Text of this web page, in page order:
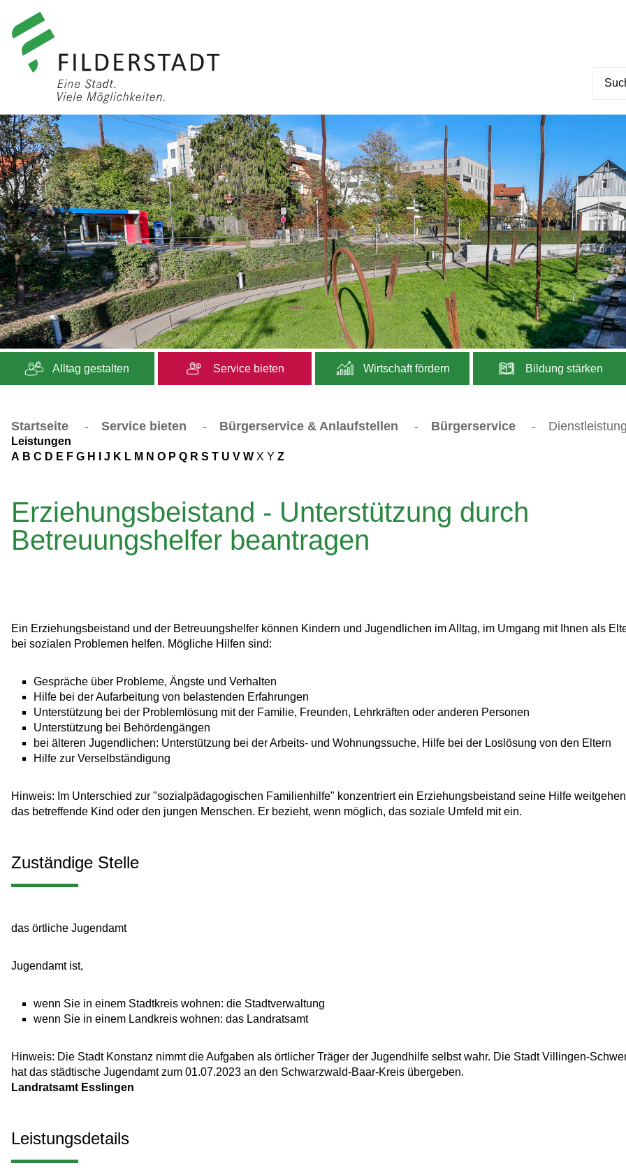
Alltag gestalten Service bieten Wirtschaft fördern Bildung stärken
Startseite - Service bieten - Bürgerservice & Anlaufstellen - Bürgerservice -
Leistungen
A B C D E F G H J K L M N O P Q R S T U V W X Y Z
Erziehungsbeistand - Unterstützung durch
Betreuungshelfer beantragen
Ein Erziehungsbeistand und der Betreuungshelfer können Kindern und Jugendlichen im Alltag, im Umgang mit Ihnen als
bei sozialen Problemen helfen. Mögliche Hilfen sind:
Gespräche über Probleme, Ängste und Verhalten
Hilfe bei der Aufarbeitung von belastenden Erfahrungen
Unterstützung bei der Problemlösung mit der Familie, Freunden, Lehrkräften oder anderen Personen
Unterstützung bei Behördengängen
bei älteren Jugendlichen: Unterstützung bei der Arbeits- und Wohnungssuche, Hilfe bei der Loslösung von den Eltern
Hilfe zur Verselbständigung
Hinweis: Im Unterschied zur "sozialpädagogischen Familienhilfe" konzentriert ein Erziehungsbeistand seine Hilfe
das betreffende Kind oder den jungen Menschen. Er bezieht, wenn möglich, das soziale Umfeld mit ein.
Zuständige Stelle
das örtliche Jugendamt
Jugendamt ist,
wenn Sie in einem Stadtkreis wohnen: die Stadtverwaltung
wenn Sie in einem Landkreis wohnen: das Landratsamt
Hinweis: Die Stadt Konstanz nimmt die Aufgaben als örtlicher Träger der Jugendhilfe selbst wahr. Die Stadt Villingen-
hat das städtische Jugendamt zum 01.07.2023 an den Schwarzwald-Baar-Kreis übergeben.
Landratsamt Esslingen
Leistungsdetails